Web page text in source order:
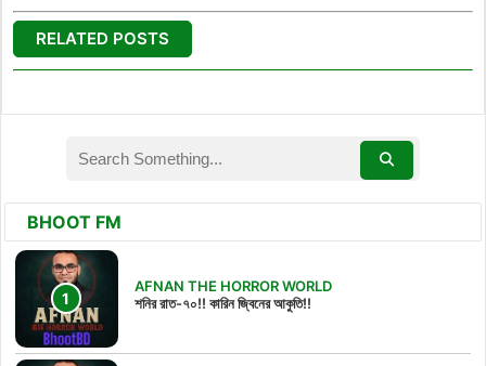
RELATED POSTS
BHOOT FM
AFNAN THE HORROR WORLD
শনির রাত-৭০!! কারিন জ্বিনের আকুতি!!